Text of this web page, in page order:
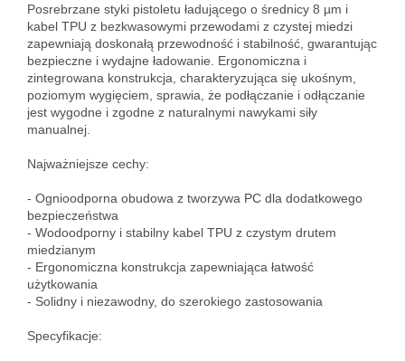
Posrebrzane styki pistoletu ładującego o średnicy 8 µm i
kabel TPU z bezkwasowymi przewodami z czystej miedzi
zapewniają doskonałą przewodność i stabilność, gwarantując
bezpieczne i wydajne ładowanie. Ergonomiczna i
zintegrowana konstrukcja, charakteryzująca się ukośnym,
poziomym wygięciem, sprawia, że podłączanie i odłączanie
jest wygodne i zgodne z naturalnymi nawykami siły
manualnej.
Najważniejsze cechy:
- Ognioodporna obudowa z tworzywa PC dla dodatkowego
bezpieczeństwa
- Wodoodporny i stabilny kabel TPU z czystym drutem
miedzianym
- Ergonomiczna konstrukcja zapewniająca łatwość
użytkowania
- Solidny i niezawodny, do szerokiego zastosowania
Specyfikacje: